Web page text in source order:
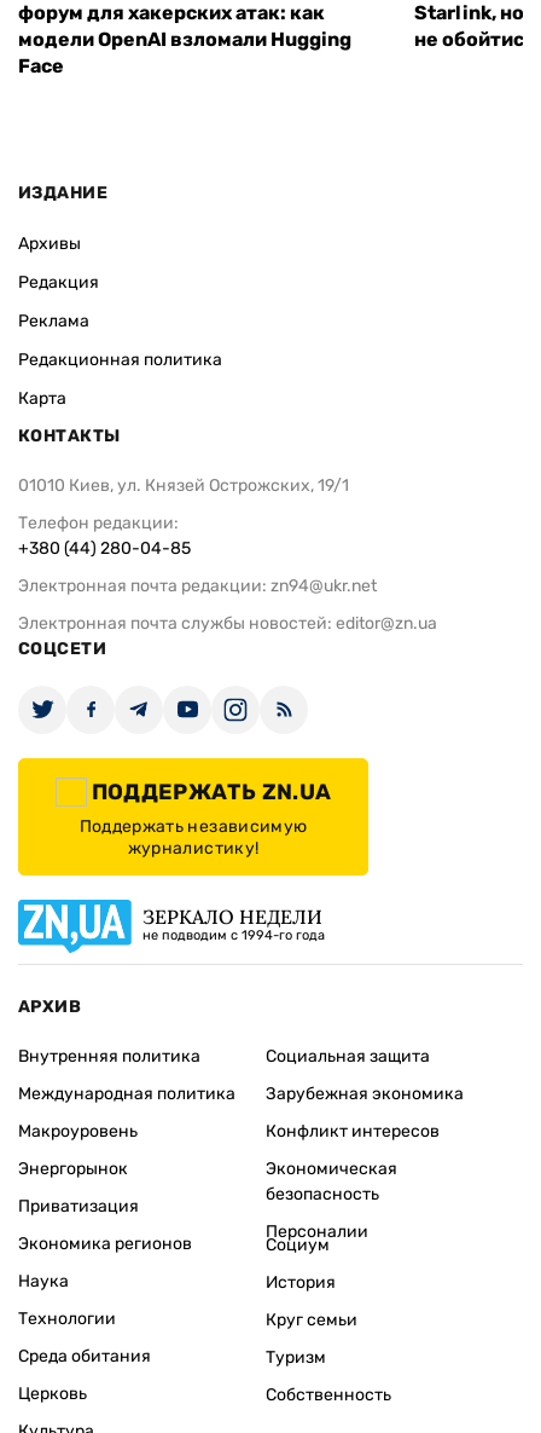
форум для хакерских атак: как
модели OpenAI взломали Hugging
Face
Starlink, но
не обойтись
ИЗДАНИЕ
Архивы
Редакция
Реклама
Редакционная политика
Карта
КОНТАКТЫ
01010 Киев, ул. Князей Острожских, 19/1
Телефон редакции:
+380 (44) 280-04-85
Электронная почта редакции: zn94@ukr.net
Электронная почта службы новостей: editor@zn.ua
СОЦСЕТИ
ПОДДЕРЖАТЬ ZN.UA
Поддержать независимую
журналистику!
ЗЕРКАЛО НЕДЕЛИ
не подводим с 1994-го года
АРХИВ
Внутренняя политика
Международная политика
Макроуровень
Энергорынок
Приватизация
Экономика регионов
Социальная защита
Зарубежная экономика
Конфликт интересов
Экономическая
безопасность
Персоналии
Наука
Технологии
Среда обитания
Церковь
Социум
История
Круг семьи
Туризм
Собственность